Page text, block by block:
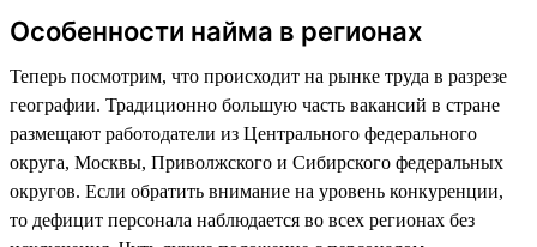
Особенности найма в регионах
Теперь посмотрим, что происходит на рынке труда в разрезе
географии. Традиционно большую часть вакансий в стране
размещают работодатели из Центрального федерального
округа, Москвы, Приволжского и Сибирского федеральных
округов. Если обратить внимание на уровень конкуренции,
то дефицит персонала наблюдается во всех регионах без